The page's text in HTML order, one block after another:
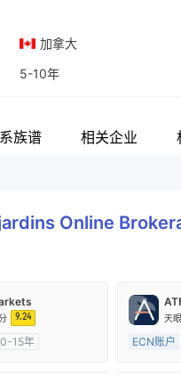
加拿大
5-10年
族谱 相关企业
Online
9.24
15年
天
ECN账户